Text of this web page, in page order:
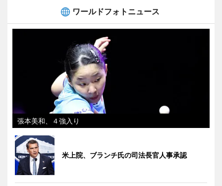
ワールドフォトニュース
張本美和、４強入り
米上院、ブランチ氏の司法長官人事承認